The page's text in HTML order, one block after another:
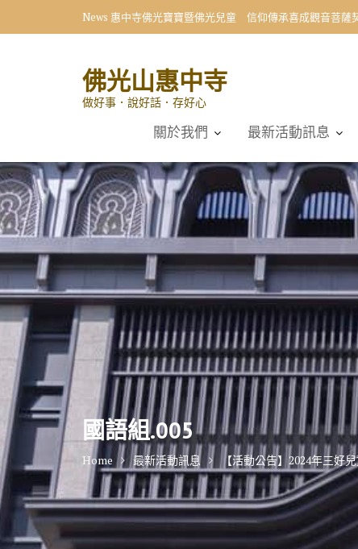
News 惠中寺佛光寶寶暨佛光兒童 信仰傳承喜成觀音菩薩
佛光山惠中寺
做好事．說好話．存好心
關於我們 最新活動訊息
國語組.005
Home 最新活動訊息 【活動公告】2024年三好